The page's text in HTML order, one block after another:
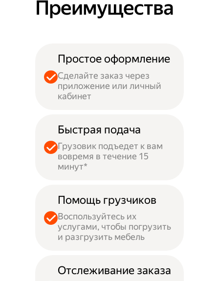
Преимущества
Простое оформление
Сделайте заказ через
приложение или личный
кабинет
Быстрая подача
Грузовик подъедет к вам
вовремя в течение 15
минут*
Помощь грузчиков
Воспользуйтесь их
услугами, чтобы погрузить
и разгрузить мебель
Отслеживание заказа